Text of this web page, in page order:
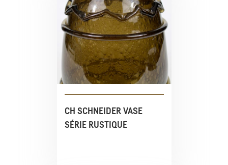
CH SCHNEIDER VASE
SÉRIE RUSTIQUE